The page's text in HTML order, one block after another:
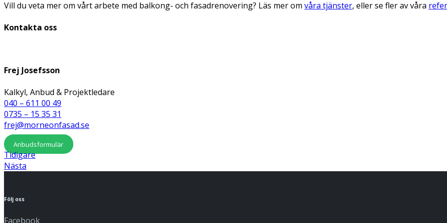
Vill du veta mer om vårt arbete med balkong- och fasadrenovering? Läs mer om våra tjänster, eller se fler av våra
Kontakta oss
Frej Josefsson
Kalkyl, Anbud & Projektledare
040 – 611 00 49
0735 – 15 35 31
frej@morneonfasad.se
Anbudsformulär
Tidigare
Nästa
Följ oss
Facebook